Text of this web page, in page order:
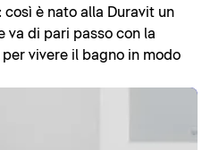
è nato alla Duravit un
va di pari passo con la
vivere il bagno in modo